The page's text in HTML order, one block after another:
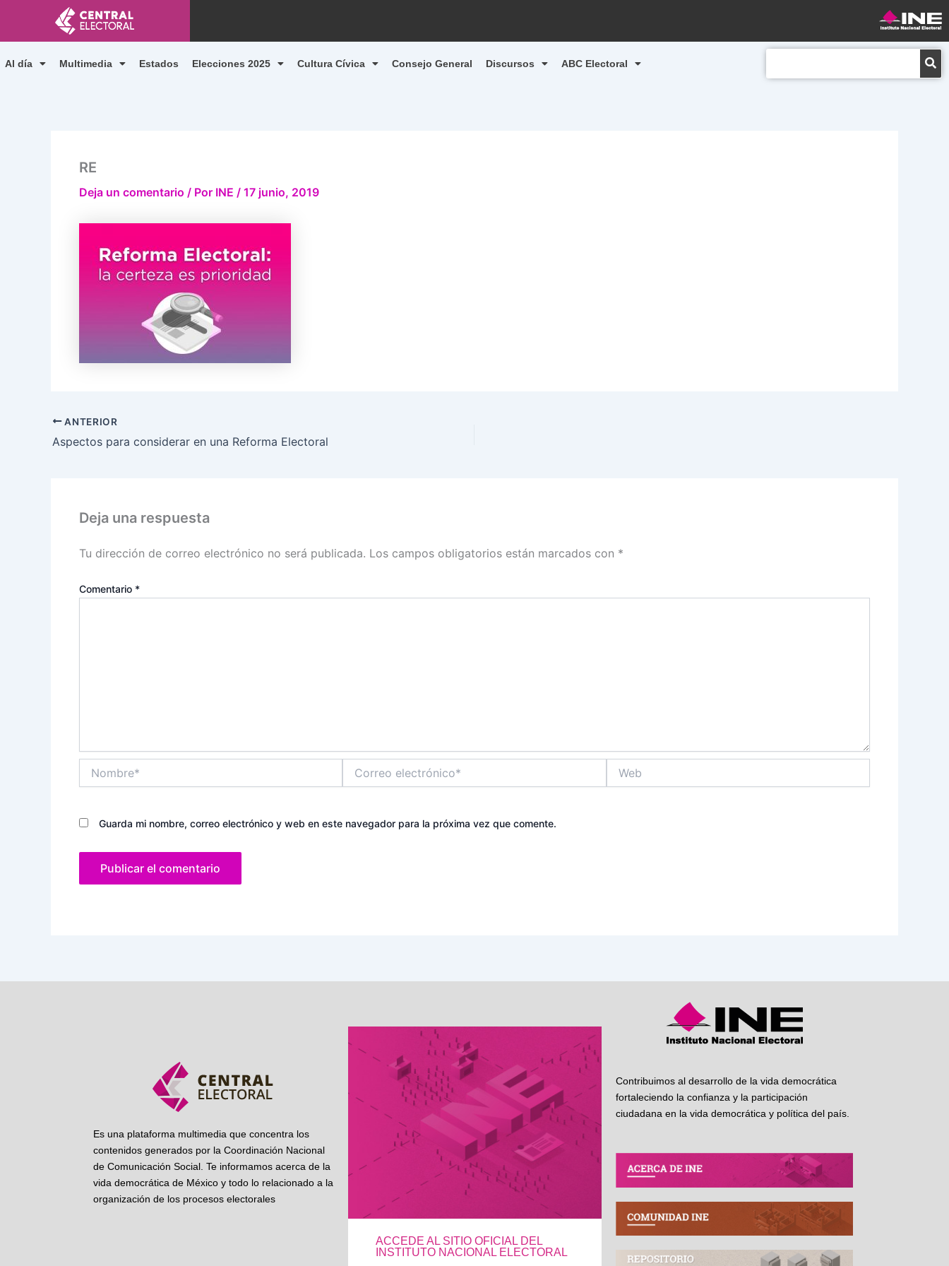
contenido
Al día Multimedia Estados Elecciones 2025 Cultura Cívica Consejo General Discursos ABC Electoral
RE
Deja un comentario / Por INE / 17 junio, 2019
ANTERIOR
Aspectos para considerar en una Reforma Electoral
Deja una respuesta
Tu dirección de correo electrónico no será publicada. Los campos obligatorios están marcados con *
Comentario *
electrónico*
Guarda mi nombre, correo electrónico y web en este navegador para la próxima vez que comente.
Es una plataforma multimedia que concentra los
contenidos generados por la Coordinación Nacional
de Comunicación Social. Te informamos acerca de la
vida democrática de México y todo lo relacionado a la
organización de los procesos electorales
ACCEDE AL SITIO OFICIAL DEL
INSTITUTO NACIONAL ELECTORAL
Contribuimos al desarrollo de la vida democrática
fortaleciendo la confianza y la participación
ciudadana en la vida democrática y política del país.